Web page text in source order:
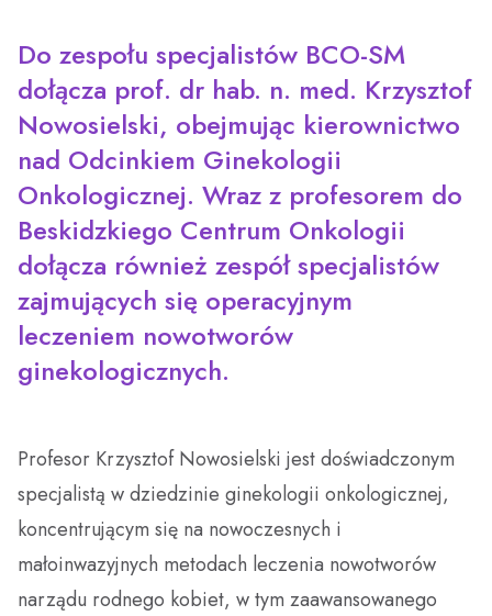
Parking
Oddział Gastroenterologiczny z Pododziałem
Chorób Wewnętrznych
Oddział Dzienny Kliniki Onkologii
Klinika Onkologii
Zakład Fizyki Medycznej
Zakład Pielęgnacyjno – Opiekuńczy
Opieka Paliatywna (Oddział Medycyny Paliatywnej,
Poradnia Medycyny Paliatywnej, Zespół Domowej
Opieki Paliatywnej)
Profilaktyka
Regularne badania
Pomoc medyczna w godzinach wieczornych, w
weekendy i święta
Portal Dieta NFZ
Program Wsparcia Psychologicznego Kadry
Medycznej
Nie kłaniaj się bólowi
Fizjoterapia Ambulatoryjna
Laboratorium Analityczne
Centralna Sterylizatornia
Zespół Kontroli Zakażeń Szpitalnych
Przewodnik
Psycholodzy
Żywienie dla zdrowia
Dobry Posiłek
Do zespołu specjalistów BCO-SM
dołącza prof. dr hab. n. med. Krzysztof
Nowosielski, obejmując kierownictwo
nad Odcinkiem Ginekologii
Onkologicznej. Wraz z profesorem do
Beskidzkiego Centrum Onkologii
dołącza również zespół specjalistów
zajmujących się operacyjnym
leczeniem nowotworów
ginekologicznych.
Profesor Krzysztof Nowosielski jest doświadczonym
specjalistą w dziedzinie ginekologii onkologicznej,
koncentrującym się na nowoczesnych i
małoinwazyjnych metodach leczenia nowotworów
narządu rodnego kobiet, w tym zaawansowanego